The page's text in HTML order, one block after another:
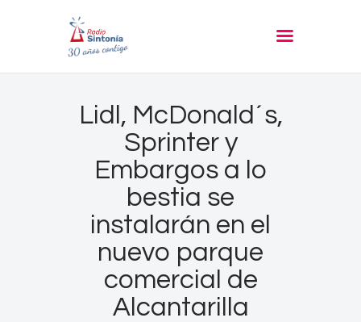
Lidl, McDonald´s,
Sprinter y
Embargos a lo
bestia se
instalarán en el
nuevo parque
comercial de
Alcantarilla
RADIO SINTONIA
Inicio
Informativos
Entrevistas
Podcast
Nuestra Historia
Contacto